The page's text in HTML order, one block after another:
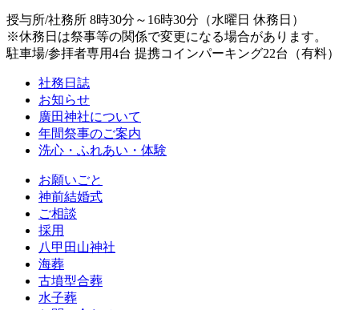
授与所/社務所 8時30分～16時30分（水曜日 休務日）
※休務日は祭事等の関係で変更になる場合があります。
駐車場/参拝者専用4台 提携コインパーキング22台（有料）
社務日誌
お知らせ
廣田神社について
年間祭事のご案内
洗心・ふれあい・体験
お願いごと
神前結婚式
ご相談
採用
八甲田山神社
海葬
古墳型合葬
水子葬